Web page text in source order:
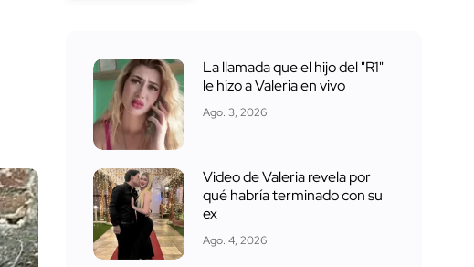
La llamada que el hijo del "R1"
le hizo a Valeria en vivo
Ago. 3, 2026
Video de Valeria revela por
qué habría terminado con su
ex
Ago. 4, 2026